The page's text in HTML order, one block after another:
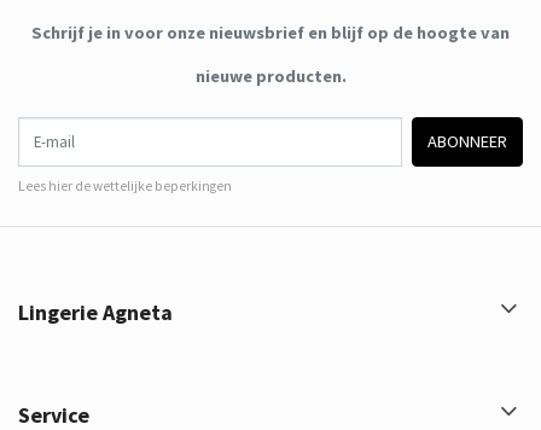
Schrijf je in voor onze nieuwsbrief en blijf op de hoogte van
nieuwe producten.
ABONNEER
Lees hier de wettelijke beperkingen
Lingerie Agneta
Service